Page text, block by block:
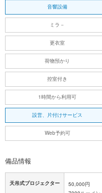
音響設備
ミラ－
更衣室
荷物預かり
控室付き
1時間から利用可
設営、片付けサービス
Web予約可
備品情報
天吊式プロジェクター
50,000円